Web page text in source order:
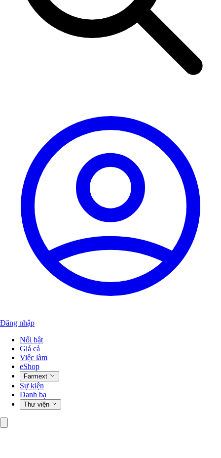
Đăng nhập
Nổi bật
Giá cả
Việc làm
eShop
Farmext
Sự kiện
Danh bạ
Thư viện